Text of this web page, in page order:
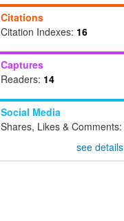
Citations
Citation Indexes: 16
Captures
Readers: 14
Social Media
Shares, Likes & Comments:
see details